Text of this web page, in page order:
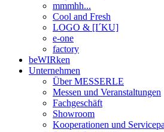
mmmhh...
Cool and Fresh
LOGO & [I´KU]
e-one
factory
beWIRken
Unternehmen
Über MESSERLE
Messen und Veranstaltungen
Fachgeschäft
Showroom
Kooperationen und